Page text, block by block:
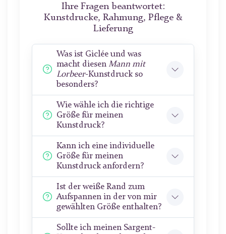
Ihre Fragen beantwortet:
Kunstdrucke, Rahmung, Pflege &
Lieferung
Was ist Giclée und was
macht diesen Mann mit
Lorbeer-Kunstdruck so
besonders?
Wie wähle ich die richtige
Größe für meinen
Kunstdruck?
Kann ich eine individuelle
Größe für meinen
Kunstdruck anfordern?
Ist der weiße Rand zum
Aufspannen in der von mir
gewählten Größe enthalten?
Sollte ich meinen Sargent-